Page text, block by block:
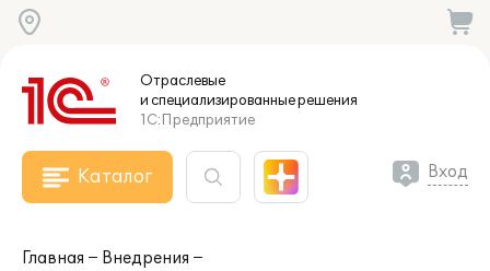
Отраслевые
и специализированныерешения
1С:Предприятие
Каталог Вход
Главная
Внедрения